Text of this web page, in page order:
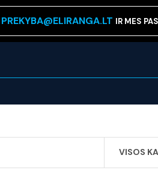
PREKYBA@ELIRANGA.LT IR MES
VISOS
SEARCH